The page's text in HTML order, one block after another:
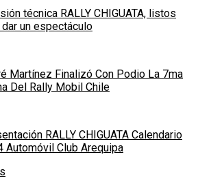
técnica RALLY CHIGUATA, listos
dar un espectáculo
Martínez Finalizó Con Podio La 7ma
Del Rally Mobil Chile
RALLY CHIGUATA Calendario
Automóvil Club Arequipa